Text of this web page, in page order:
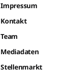
Impressum
Kontakt
Team
Mediadaten
Stellenmarkt